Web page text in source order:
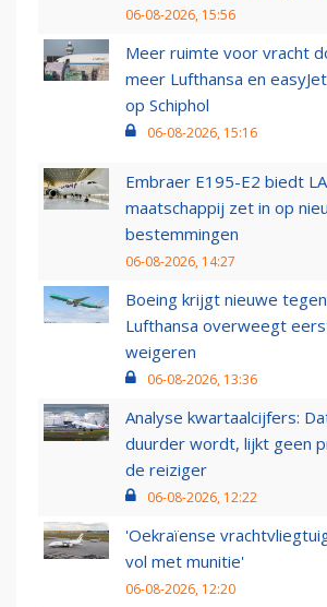
06-08-2026, 15:56
Meer ruimte voor vracht
meer Lufthansa en
op Schiphol
06-08-2026, 15:16
Embraer E195-E2 biedt
maatschappij zet in op
bestemmingen
06-08-2026, 14:27
Boeing krijgt nieuwe
Lufthansa overweegt
weigeren
06-08-2026, 13:36
Analyse kwartaalcijfers:
duurder wordt, lijkt geen
de reiziger
06-08-2026, 12:22
'Oekraïense
vol met munitie'
06-08-2026, 12:20